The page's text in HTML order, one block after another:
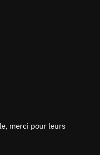
merci pour leurs